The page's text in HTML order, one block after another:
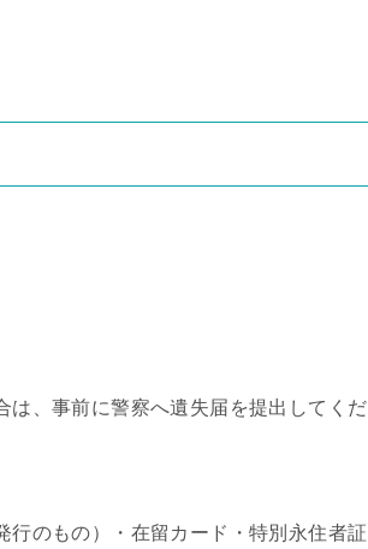
は、事前に警察へ遺失届を提出してくだ
行のもの）・在留カード・特別永住者証